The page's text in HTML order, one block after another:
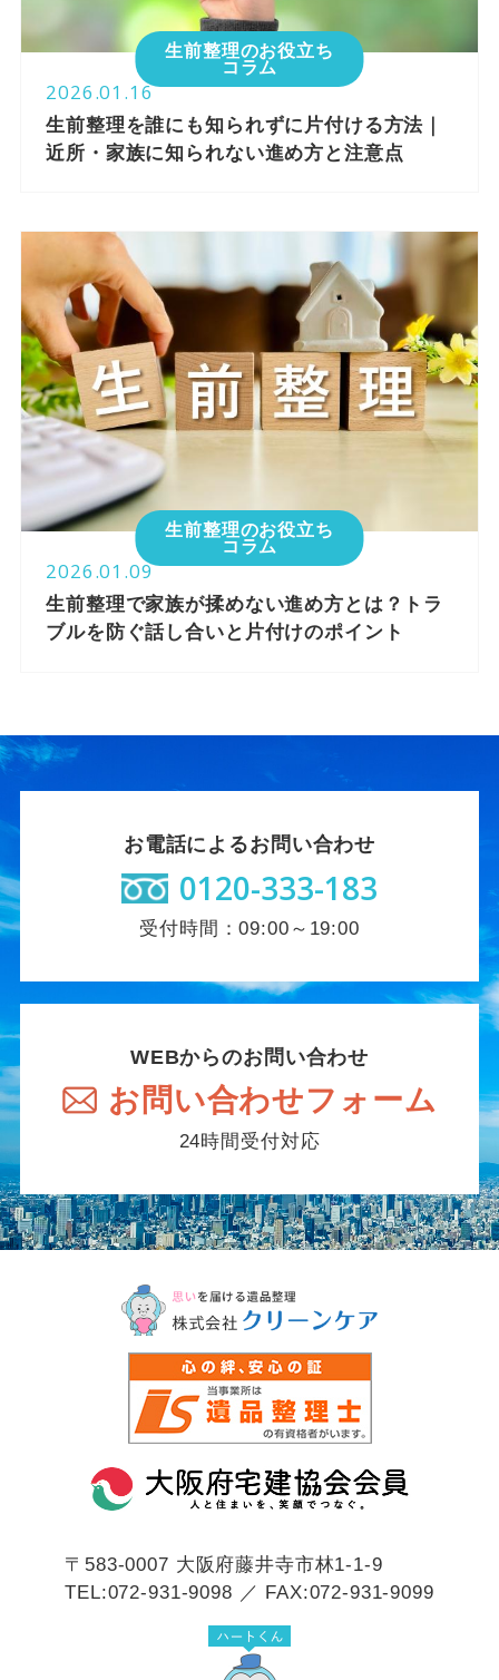
生前整理のお役立ち
コラム
2026.01.16
生前整理を誰にも知られずに片付ける方法｜
近所・家族に知られない進め方と注意点
生前整理のお役立ち
コラム
2026.01.09
生前整理で家族が揉めない進め方とは？トラ
ブルを防ぐ話し合いと片付けのポイント
お電話によるお問い合わせ
0120-333-183
受付時間：09:00～19:00
WEBからのお問い合わせ
お問い合わせフォーム
24時間受付対応
〒583-0007 大阪府藤井寺市林1-1-9
TEL:072-931-9098 ／ FAX:072-931-9099